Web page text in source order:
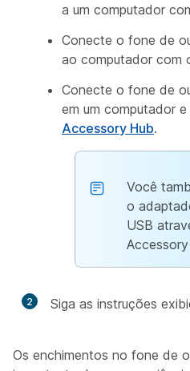
a um computador
Conecte o fone de
ao computador com
Conecte o fone de
em um computador
Accessory Hub.
Você
o
USB
2 Siga as instruções
Os enchimentos no fone de